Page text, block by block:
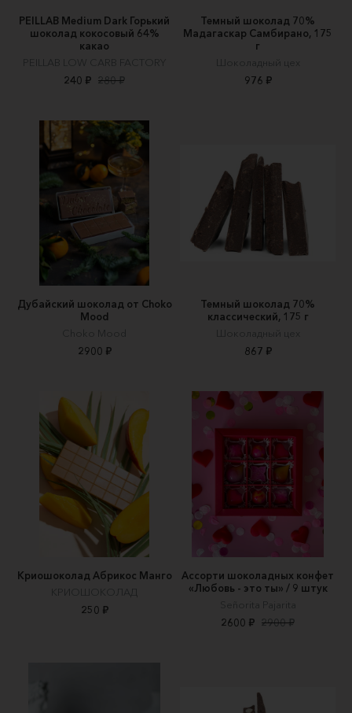
PEILLAB Medium Dark Горький
шоколад кокосовый 64%
какао
PEILLAB LOW CARB FACTORY
240 ₽ 280 ₽
Темный шоколад 70%
Мадагаскар Самбирано, 175
г
Шоколадный цех
976 ₽
Дубайский шоколад от Choko
Mood
Choko Mood
2900 ₽
Темный шоколад 70%
классический, 175 г
Шоколадный цех
867 ₽
Криошоколад Абрикос Манго
КРИОШОКОЛАД
250 ₽
Ассорти шоколадных конфет
«Любовь - это ты» / 9 штук
Señorita Pajarita
2600 ₽ 2900 ₽